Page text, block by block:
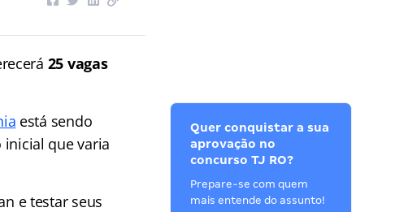
25 vagas
está sendo
inicial que varia
e testar seus
Quer conquistar a sua
aprovação no
concurso TJ RO?
Prepare-se com quem
mais entende do assunto!